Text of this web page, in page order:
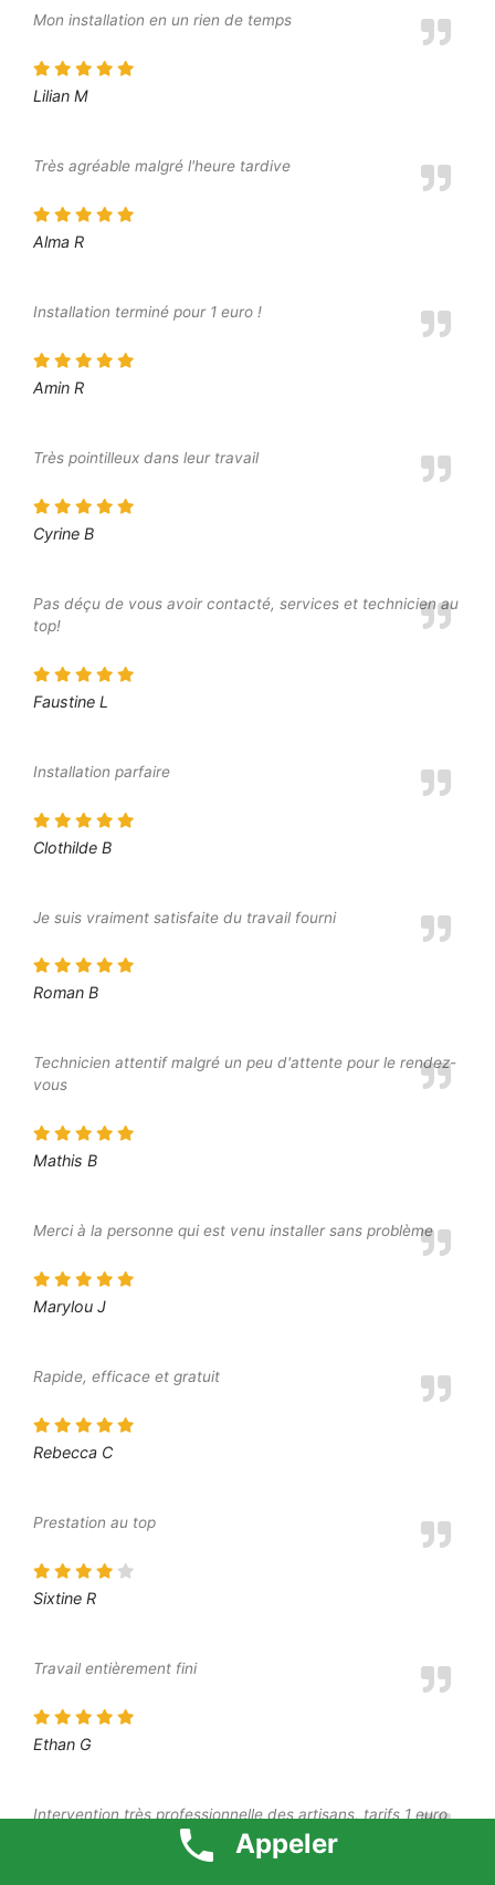
Mon installation en un rien de temps
Lilian M
Très agréable malgré l'heure tardive
Alma R
Installation terminé pour 1 euro !
Amin R
Très pointilleux dans leur travail
Cyrine B
Pas déçu de vous avoir contacté, services et technicien au
top!
Faustine L
Installation parfaire
Clothilde B
Je suis vraiment satisfaite du travail fourni
Roman B
Technicien attentif malgré un peu d'attente pour le rendez-
vous
Mathis B
Merci à la personne qui est venu installer sans problème
Marylou J
Rapide, efficace et gratuit
Rebecca C
Prestation au top
Sixtine R
Travail entièrement fini
Ethan G
Intervention très professionnelle des artisans, tarifs 1 euro
respecté, à recommander
Appeler